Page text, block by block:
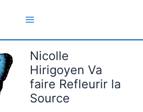
Nicolle
Hirigoyen Va
faire Refleurir la
Source